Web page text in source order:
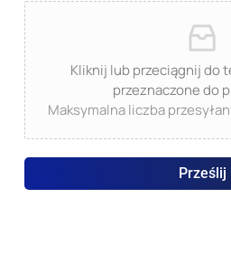
Kliknij lub przeciągnij do
przeznaczone do
Maksymalna liczba
Prześlij